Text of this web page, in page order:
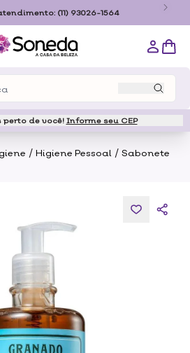
Central de atendimento: (11) 93026-1564
de você! Informe seu CEP
/ Higiene Pessoal / Sabonete